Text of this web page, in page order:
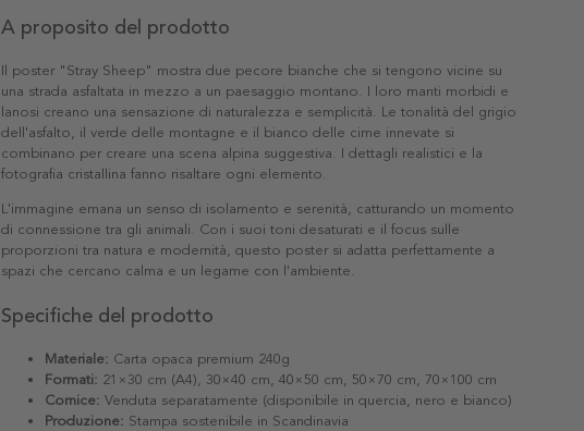
A proposito del prodotto
Il poster "Stray Sheep" mostra due pecore bianche che si tengono vicine su
una strada asfaltata in mezzo a un paesaggio montano. I loro manti morbidi e
lanosi creano una sensazione di naturalezza e semplicità. Le tonalità del grigio
dell'asfalto, il verde delle montagne e il bianco delle cime innevate si
combinano per creare una scena alpina suggestiva. I dettagli realistici e la
fotografia cristallina fanno risaltare ogni elemento.
L'immagine emana un senso di isolamento e serenità, catturando un momento
di connessione tra gli animali. Con i suoi toni desaturati e il focus sulle
proporzioni tra natura e modernità, questo poster si adatta perfettamente a
spazi che cercano calma e un legame con l'ambiente.
Specifiche del prodotto
Materiale: Carta opaca premium 240g
Formati: 21×30 cm (A4), 30×40 cm, 40×50 cm, 50×70 cm, 70×100 cm
Cornice: Venduta separatamente (disponibile in quercia, nero e bianco)
Produzione: Stampa sostenibile in Scandinavia